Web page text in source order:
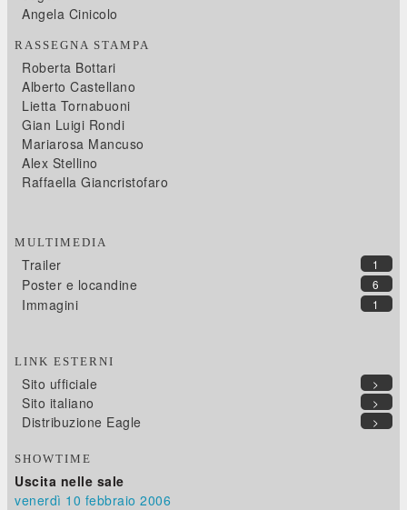
Angela Cinicolo
RASSEGNA STAMPA
Roberta Bottari
Alberto Castellano
Lietta Tornabuoni
Gian Luigi Rondi
Mariarosa Mancuso
Alex Stellino
Raffaella Giancristofaro
MULTIMEDIA
1
Trailer
6
Poster e locandine
1
Immagini
LINK ESTERNI
>
Sito ufficiale
>
Sito italiano
>
Distribuzione Eagle
SHOWTIME
Uscita nelle sale
venerdì 10 febbraio 2006